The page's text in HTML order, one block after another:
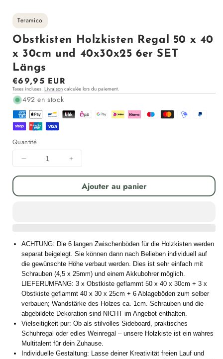
Teramico
Obstkisten Holzkisten Regal 50 x 40
x 30cm und 40x30x25 6er SET
Längs
Prix
régulier
€69,95 EUR
Taxes incluses. Livraison calculée lors du paiement.
492 en stock
Quantité
Diminuer
la
pour
x
40
x
30cm
und
40x30x25
6er
SET
Längs
Augmenter
la
quantité
pour
x
40
x
30cm
und
40x30x25
6er
SET
Längs
Ajouter au panier
ACHTUNG: Die 6 langen Zwischenböden für die Holzkisten werden
separat beigelegt. Sie können dann nach Belieben individuell auf
die gewünschte Höhe verbaut werden. Dies ist sehr einfach mit
Schrauben (4,5 x 25mm) und einem Akkubohrer möglich.
LIEFERUMFANG: 3 x Obstkiste geflammt 50 x 40 x 30cm + 3 x
Obstkiste geflammt 40 x 30 x 25cm + 6 Ablageböden zum selber
verbauen; Wandstärke des Holzes ca. 1cm. Schrauben und die
abgebildete Dekoration sind NICHT im Angebot enthalten.
Vielseitigkeit pur: Ob als stilvolles Sideboard, praktisches
Schuhregal oder edles Weinregal – unsere Holzkiste ist ein wahres
Multitalent für dein Zuhause.
Individuelle Gestaltung: Lasse deiner Kreativität freien Lauf und